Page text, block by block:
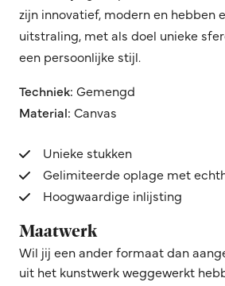
zijn innovatief, modern en hebben
uitstraling, met als doel unieke
een persoonlijke stijl.
Techniek: Gemengd
Material: Canvas
Unieke stukken
Gelimiteerde oplage met
Hoogwaardige inlijsting
Maatwerk
Wil jij een ander formaat dan
uit het kunstwerk weggewerkt